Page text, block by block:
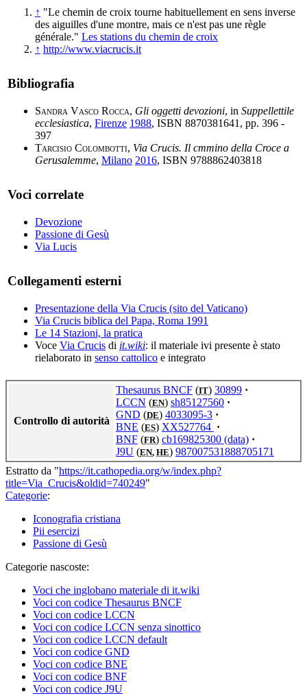
↑ "Le chemin de croix tourne habituellement en sens inverse
des aiguilles d'une montre, mais ce n'est pas une règle
générale." Les stations du chemin de croix
↑ http://www.viacrucis.it
Bibliografia
Sandra Vasco Rocca, Gli oggetti devozioni, in Suppellettile
ecclesiastica, Firenze 1988, ISBN 8870381641, pp. 396 -
397
Tarcisio Colombotti, Via Crucis. Il cmmino della Croce a
Gerusalemme, Milano 2016, ISBN 9788862403818
Voci correlate
Devozione
Passione di Gesù
Via Lucis
Collegamenti esterni
Presentazione della Via Crucis (sito del Vaticano)
Via Crucis biblica del Papa, Roma 1991
Le 14 Stazioni, la pratica
Voce Via Crucis di it.wiki: il materiale ivi presente è stato
rielaborato in senso cattolico e integrato
Controllo di autorità
Thesaurus BNCF (IT) 30899 ·
LCCN (EN) sh85127560 ·
GND (DE) 4033095-3 ·
BNE (ES) XX527764 ·
BNF (FR) cb169825300 (data) ·
J9U (EN, HE) 987007531888705171
Estratto da "https://it.cathopedia.org/w/index.php?
title=Via_Crucis&oldid=740249"
Categorie:
Iconografia cristiana
Pii esercizi
Passione di Gesù
Categorie nascoste:
Voci che inglobano materiale di it.wiki
Voci con codice Thesaurus BNCF
Voci con codice LCCN
Voci con codice LCCN senza sinottico
Voci con codice LCCN default
Voci con codice GND
Voci con codice BNE
Voci con codice BNF
Voci con codice J9U